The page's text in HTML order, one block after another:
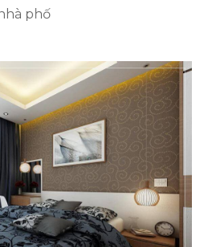
phố